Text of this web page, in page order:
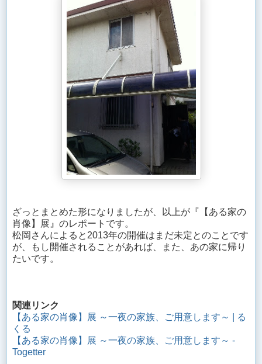
ざっとまとめた形になりましたが、以上が『【ある家の
肖像】展』のレポートです。
松岡さんによると2013年の開催はまだ未定とのことです
が、もし開催されることがあれば、また、あの家に帰り
たいです。
関連リンク
【ある家の肖像】展 ～一夜の家族、ご用意します～ | る
くる
【ある家の肖像】展 ～一夜の家族、ご用意します～ -
Togetter